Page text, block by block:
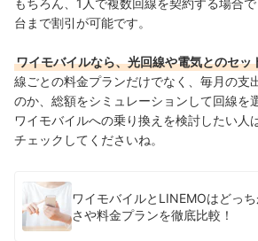
台まで割引が可能です。
ワイモバイルなら、光回線や電気とのセッ
線ごとの料金プランだけでなく、毎月の支
のか、総額をシミュレーションして回線を
ワイモバイルへの乗り換えを検討したい人
チェックしてくださいね。
ワイモバイルとLINEMOはどっ
さや料金プランを徹底比較！